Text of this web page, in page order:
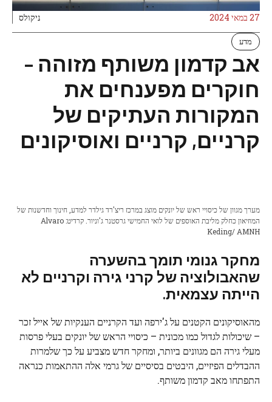
27 במאי 2024 ניקולס
מדע
אב קדמון משותף מזוהה –
חוקרים מפענחים את
המקורות העתיקים של
קרניים, קרניים ואוסיקונים
מערך מגוון של כיסויי ראש של יונקים מוצג במרכז ריצ'רד גילדר למדע, חינוך וחדשנות של
המוזיאון כחלק מליבת האוספים של לואי החמישי גרסטנר ג'וניור. קרדיט: Alvaro
Keding/ AMNH
מחקר גנומי תומך בהשערה
שהאבולוציה של קרני גירה וקרניים לא
הייתה עצמאית.
מהאוסיקונים הקטנים על ג'ירפה ועד הקרניים הענקיות של אייל זכר
– שיכולות לגדול כמו מכונית – כיסויי הראש של יונקים בעלי פרסות
מעלי גירה הם מגוונים ביותר, ומחקר חדש מצביע על כך שלמרות
ההבדלים הפיזיים, היבטים בסיסיים של גרמי אלה ההתאמות כנראה
התפתחו מאב קדמון משותף.